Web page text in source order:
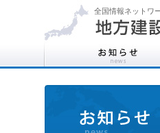
全国情報ネットワ